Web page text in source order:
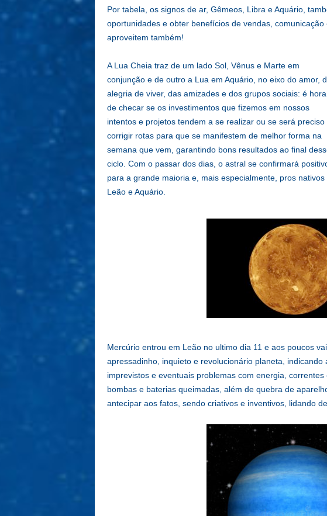
Por tabela, os signos de ar, Gêmeos, Libra e Aquário,
oportunidades e obter benefícios de vendas,
aproveitem também!
A Lua Cheia traz de um lado Sol, Vênus e Marte em
conjunção e de outro a Lua em Aquário, no eixo do amor,
alegria de viver, das amizades e dos grupos sociais: é hora
de checar se os investimentos que fizemos em nossos
intentos e projetos tendem a se realizar ou se será preciso
corrigir rotas para que se manifestem de melhor forma na
semana que vem, garantindo bons resultados ao final
ciclo. Com o passar dos dias, o astral se confirmará
para a grande maioria e, mais especialmente, pros nativos
Leão e Aquário.
Mercúrio entrou em Leão no ultimo dia 11 e aos poucos
apressadinho, inquieto e revolucionário planeta, indicando
imprevistos e eventuais problemas com energia,
bombas e baterias queimadas, além de quebra de
antecipar aos fatos, sendo criativos e inventivos, lidando